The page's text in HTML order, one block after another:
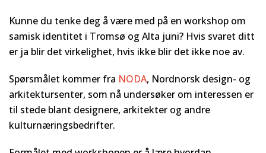
Kunne du tenke deg å være med på en workshop om
samisk identitet i Tromsø og Alta juni? Hvis svaret ditt
er ja blir det virkelighet, hvis ikke blir det ikke noe av.
Spørsmålet kommer fra NODA, Nordnorsk design- og
arkitektursenter, som nå undersøker om interessen er
til stede blant designere, arkitekter og andre
kulturnæringsbedrifter.